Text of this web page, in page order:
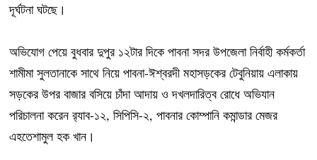
দূর্ঘটনা ঘটছে।
অভিযোগ পেয়ে বুধবার দুপুর ১২টার দিকে পাবনা সদর উপজেলা নির্বাহী কর্মকর্তা
শামীমা সুলতানাকে সাথে নিয়ে পাবনা-ঈশ্বরদী মহাসড়কের টেবুনিয়ায় এলাকায়
সড়কের উপর বাজার বসিয়ে চাঁদা আদায় ও দখলদারিত্ব রোধে অভিযান
পরিচালনা করেন র‍্যাব-১২, সিপিসি-২, পাবনার কোম্পানি কমান্ডার মেজর
এহতেশামুল হক খান।